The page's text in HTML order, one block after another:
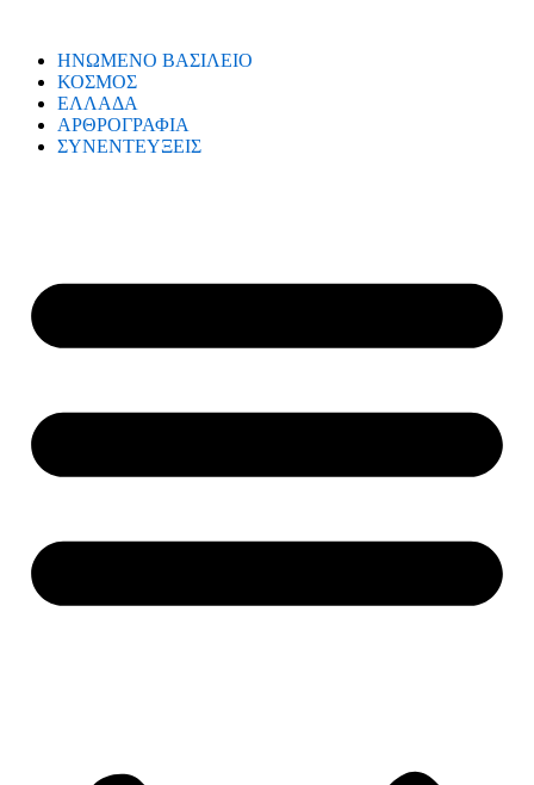
ΗΝΩΜΕΝΟ ΒΑΣΙΛΕΙΟ
ΚΟΣΜΟΣ
ΕΛΛΑΔΑ
ΑΡΘΡΟΓΡΑΦΙΑ
ΣΥΝΕΝΤΕΥΞΕΙΣ